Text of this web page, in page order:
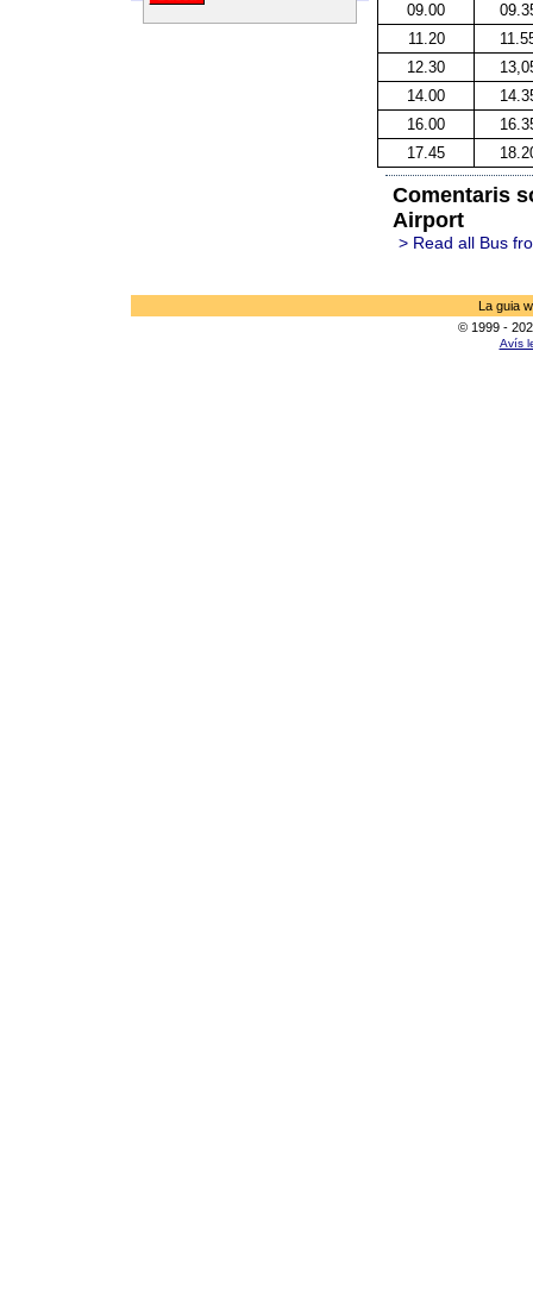
09.00
11.20
12.30
14.00
16.00
17.45
Comentaris
Airport
> Read all Bus
La guia
© 1999 -
Avís